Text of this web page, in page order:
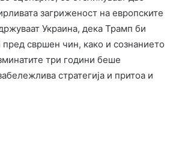
загриженост на европските
Украина, дека Трамп би
свршен чин, како и сознанието
три години беше
стратегија и притоа и